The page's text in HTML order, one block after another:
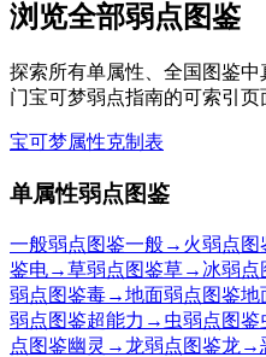
浏览全部弱点图鉴
探索所有单属性、全国图鉴
门宝可梦弱点指南的可索引页
宝可梦属性克制表
单属性弱点图鉴
一般弱点图鉴一般→ 火弱点图
鉴电→草弱点图鉴草→ 冰弱点
弱点图鉴毒→地面弱点图鉴地
弱点图鉴超能力 → 虫弱点图鉴
点图鉴幽灵 →龙弱点图鉴龙 →